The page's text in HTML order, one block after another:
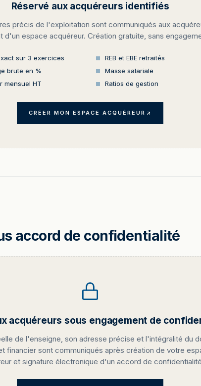
Réservé aux acquéreurs identifiés
précis de l'exploitation sont communiqués aux
d'un espace acquéreur. Création gratuite, sans
sur 3 exercices
REB et EBE retraités
brute en %
Masse salariale
mensuel HT
Ratios de gestion
CRÉER MON ESPACE ACQUÉREUR
accord de confidentialité
acquéreurs sous engagement de
de l'enseigne, son adresse précise et l'intégralité du
financier sont communiqués après création de votre
et signature électronique d'un accord de